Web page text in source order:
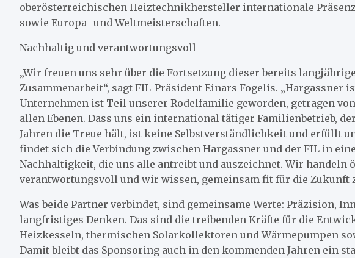
oberösterreichischen Heiztechnikhersteller internationale
sowie Europa- und Weltmeisterschaften.
Nachhaltig und verantwortungsvoll
„Wir freuen uns sehr über die Fortsetzung dieser bereits
Zusammenarbeit“, sagt FIL-Präsident Einars Fogelis. „Hargassner
Unternehmen ist Teil unserer Rodelfamilie geworden, getragen
allen Ebenen. Dass uns ein international tätiger Familienbetrieb,
Jahren die Treue hält, ist keine Selbstverständlichkeit und erfüllt
findet sich die Verbindung zwischen Hargassner und der FIL in
Nachhaltigkeit, die uns alle antreibt und auszeichnet. Wir handeln
verantwortungsvoll und wir wissen, gemeinsam fit für die Zukunft
Was beide Partner verbindet, sind gemeinsame Werte: Präzision,
langfristiges Denken. Das sind die treibenden Kräfte für die
Heizkesseln, thermischen Solarkollektoren und Wärmepumpen
Damit bleibt das Sponsoring auch in den kommenden Jahren ein